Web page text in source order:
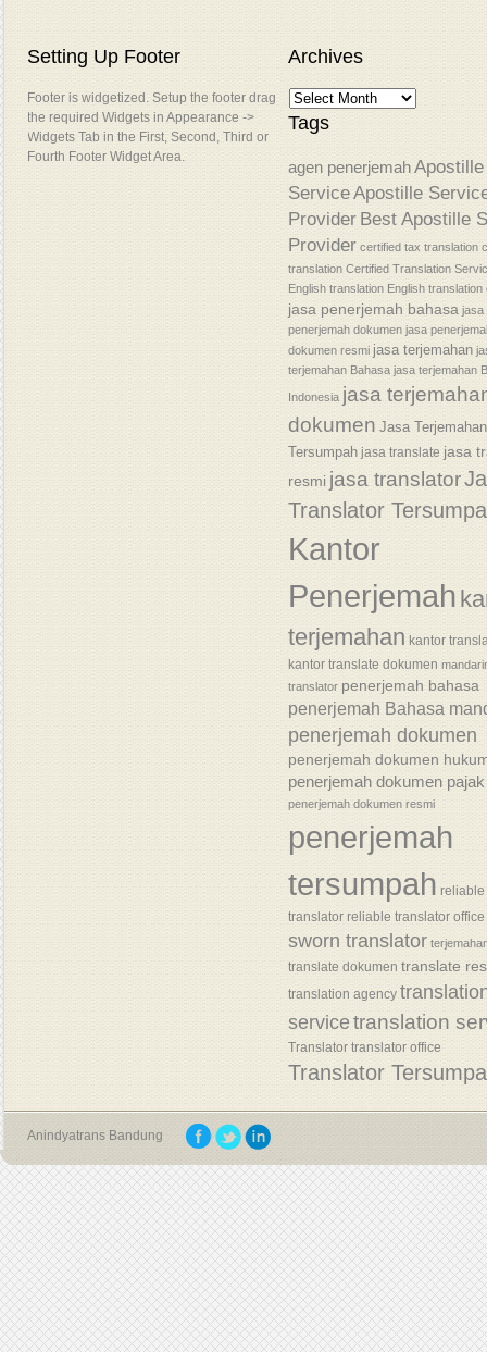
Setting Up Footer
Footer is widgetized. Setup the footer drag
the required Widgets in Appearance ->
Widgets Tab in the First, Second, Third or
Fourth Footer Widget Area.
Archives
Tags
agen penerjemah Apostille
ServiceApostille
Provider Best Apostille
Provider certified tax translation
translation Certified Translation
English translation English
jasa penerjemah bahasa jasa
penerjemah dokumen jasa
dokumen resmi jasa terjemahan
terjemahan Bahasa jasa terjemahan
Indonesia jasa
dokumen Jasa Terjemahan
Tersumpah jasa translate jasa
resmi jasa translator
Translator
Kantor
Penerjemah
terjemahan kantor
kantor translate dokumen
translator penerjemah bahasa
penerjemah Bahasa
penerjemah dokumen
penerjemah dokumen
penerjemah dokumen pajak
penerjemah dokumen resmi
penerjemah
tersumpah reliable
translator reliable translator office
sworn translator
translate dokumen translate
translation agency
servicetranslation
Translator translator office
Translator
Anindyatrans Bandung